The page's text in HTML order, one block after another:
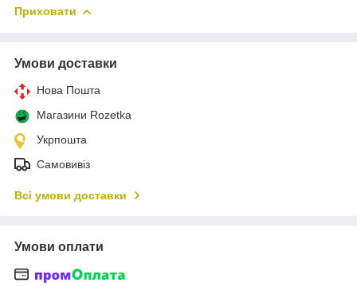
Приховати
Умови доставки
Нова Пошта
Магазини Rozetka
Укрпошта
Самовивіз
Всі умови доставки
Умови оплати